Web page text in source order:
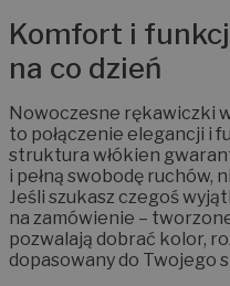
Komfort i
na co dzień
Nowoczesne rękawiczki
to połączenie elegancji i
struktura włókien
i pełną swobodę ruchów,
Jeśli szukasz czegoś
na zamówienie –
pozwalają dobrać kolor,
dopasowany do Twojego